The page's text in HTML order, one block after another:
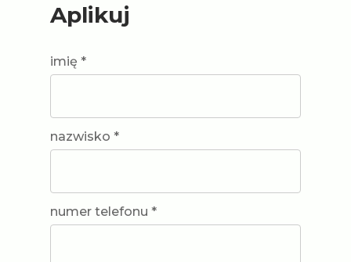
Aplikuj
imię *
nazwisko *
numer telefonu *